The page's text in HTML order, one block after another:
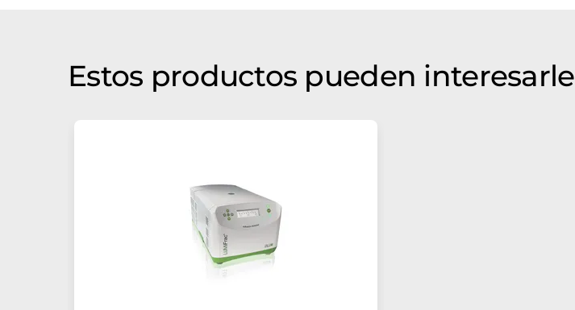
Estos productos pueden interesarle